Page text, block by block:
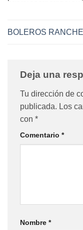
BOLEROS
Deja una
Tu dirección de
publicada. Los
con *
Comentario *
Nombre *